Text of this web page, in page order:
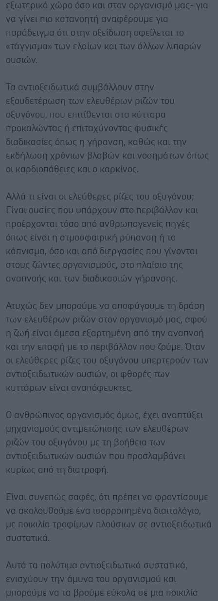
εξωτερικό χώρο όσο και στον οργανισμό μας- για
να γίνει πιο κατανοητή αναφέρουμε για
παράδειγμα ότι στην οξείδωση οφείλεται το
«τάγγισμα» των ελαίων και των άλλων λιπαρών
ουσιών.
Τα αντιοξειδωτικά συμβάλλουν στην
εξουδετέρωση των ελευθέρων ριζών του
οξυγόνου, που επιτίθενται στα κύτταρα
προκαλώντας ή επιταχύνοντας φυσικές
διαδικασίες όπως η γήρανση, καθώς και την
εκδήλωση χρόνιων βλαβών και νοσημάτων όπως
οι καρδιοπάθειες και ο καρκίνος.
Αλλά τι είναι οι ελεύθερες ρίζες του οξυγόνου;
Είναι ουσίες που υπάρχουν στο περιβάλλον και
προέρχονται τόσο από ανθρωπογενείς πηγές
όπως είναι η ατμοσφαιρική ρύπανση ή το
κάπνισμα, όσο και από διεργασίες που γίνονται
στους ζώντες οργανισμούς, στο πλαίσιο της
αναπνοής και των διαδικασιών γήρανσης.
Ατυχώς δεν μπορούμε να αποφύγουμε τη δράση
των ελευθέρων ριζών στον οργανισμό μας, αφού
η ζωή είναι άμεσα εξαρτημένη από την αναπνοή
και την επαφή με το περιβάλλον που ζούμε. Όταν
οι ελεύθερες ρίζες του οξυγόνου υπερτερούν των
αντιοξειδωτικών ουσιών, οι φθορές των
κυττάρων είναι αναπόφευκτες.
Ο ανθρώπινος οργανισμός όμως, έχει αναπτύξει
μηχανισμούς αντιμετώπισης των ελευθέρων
ριζών του οξυγόνου με τη βοήθεια των
αντιοξειδωτικών ουσιών που προσλαμβάνει
κυρίως από τη διατροφή.
Είναι συνεπώς σαφές, ότι πρέπει να φροντίσουμε
να ακολουθούμε ένα ισορροπημένο διαιτολόγιο,
με ποικιλία τροφίμων πλούσιων σε αντιοξειδωτικά
συστατικά.
Αυτά τα πολύτιμα αντιοξειδωτικά συστατικά,
ενισχύουν την άμυνα του οργανισμού και
μπορούμε να τα βρούμε εύκολα σε μια ποικιλία